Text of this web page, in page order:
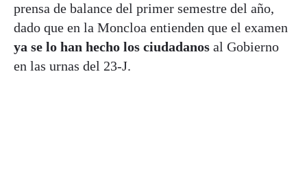
prensa de balance del primer semestre del año,
dado que en la Moncloa entienden que el examen
ya se lo han hecho los ciudadanos al Gobierno
en las urnas del 23-J.